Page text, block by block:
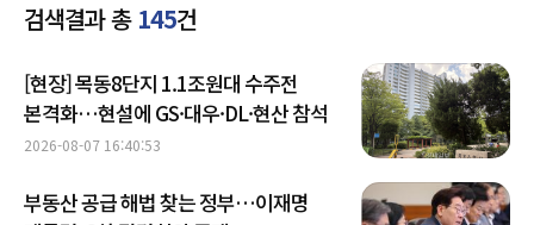
검색결과 총 145건
[현장] 목동8단지 1.1조원대 수주전
본격화…현설에 GS·대우·DL·현산 참석
2026-08-07 16:40:53
부동산 공급 해법 찾는 정부…이재명